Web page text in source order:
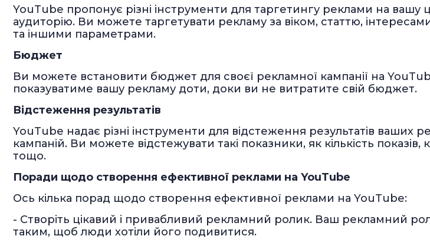
YouTube пропонує різні інструменти для таргетингу реклами на вашу
аудиторію. Ви можете таргетувати рекламу за віком, статтю,
та іншими параметрами.
Бюджет
Ви можете встановити бюджет для своєї рекламної кампанії на
показуватиме вашу рекламу доти, доки ви не витратите свій бюджет.
Відстеження результатів
YouTube надає різні інструменти для відстеження результатів ваших
кампаній. Ви можете відстежувати такі показники, як кількість показів,
тощо.
Поради щодо створення ефективної реклами на YouTube
Ось кілька порад щодо створення ефективної реклами на YouTube:
- Створіть цікавий і привабливий рекламний ролик. Ваш рекламний
таким, щоб люди хотіли його подивитися.